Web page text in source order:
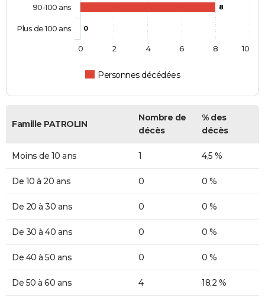
8
0
Personnes décédées
90-100 ans
Plus de 100 ans
0 2 4 6 8 10
Famille PATROLIN
Nombre de
décès
% des
décès
Moins de 10 ans 1 4,5 %
De 10 à 20 ans 0 0 %
De 20 à 30 ans 0 0 %
De 30 à 40 ans 0 0 %
De 40 à 50 ans 0 0 %
De 50 à 60 ans 4 18,2 %